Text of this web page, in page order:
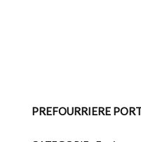
PREFOURRIERE